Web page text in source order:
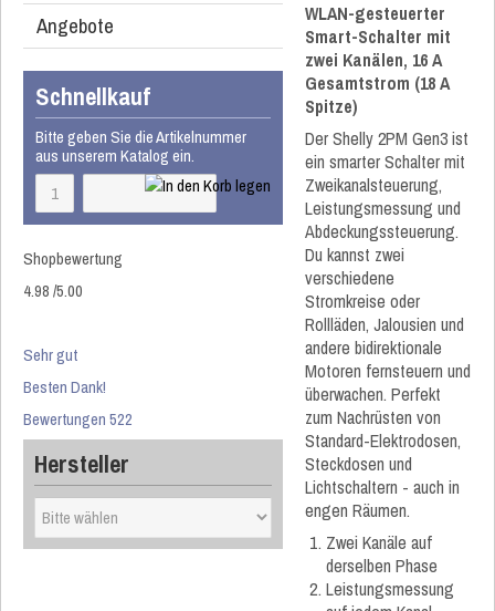
Angebote
Schnellkauf
Bitte geben Sie die Artikelnummer
aus unserem Katalog ein.
Shopbewertung
4.98/5.00
Sehr gut
Besten Dank!
Bewertungen 522
Hersteller
WLAN-gesteuerter
Smart-Schalter mit
zwei Kanälen, 16 A
Gesamtstrom (18 A
Spitze)
Der Shelly 2PM Gen3 ist
ein smarter Schalter mit
Zweikanalsteuerung,
Leistungsmessung und
Abdeckungssteuerung.
Du kannst zwei
verschiedene
Stromkreise oder
Rollläden, Jalousien und
andere bidirektionale
Motoren fernsteuern und
überwachen. Perfekt
zum Nachrüsten von
Standard-Elektrodosen,
Steckdosen und
Lichtschaltern - auch in
engen Räumen.
Zwei Kanäle auf
derselben Phase
Leistungsmessung